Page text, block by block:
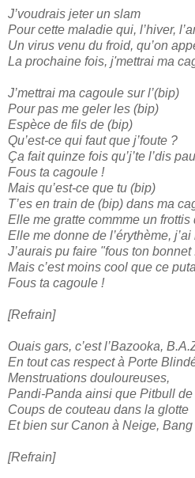
J’voudrais jeter un slam
Pour cette maladie qui, l’hiver,
Un virus venu du froid, qu’on
La prochaine fois, j'mettrai ma
J’mettrai ma cagoule sur l’(bip)
Pour pas me geler les (bip)
Espèce de fils de (bip)
Qu’est-ce qui faut que j’foute ?
Ça fait quinze fois qu’j’te l’dis
Fous ta cagoule !
Mais qu’est-ce que tu (bip)
T’es en train de (bip) dans ma
Elle me gratte commme un
Elle me donne de l’érythème,
J’aurais pu faire "fous ton
Mais c’est moins cool que ce
Fous ta cagoule !
[Refrain]
Ouais gars, c’est l’Bazooka,
En tout cas respect à Porte
Menstruations douloureuses,
Pandi-Panda ainsi que Pitbull
Coups de couteau dans la glotte
Et bien sur Canon à Neige,
[Refrain]